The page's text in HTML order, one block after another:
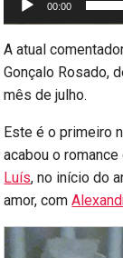
00:00
A atual
Gonçalo Rosado,
mês de julho.
Este é o primeiro
acabou o
Luís, no início do
amor, com